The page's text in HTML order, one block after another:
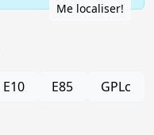
Me localiser!
E10 E85 GPLc